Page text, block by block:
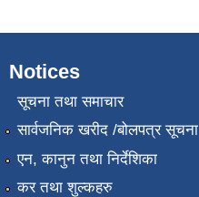
Notices
सूचना तथा समाचार
सार्वजनिक खरीद /बोलपत्र सूचना
एन, कानुन तथा निर्देशिका
कर तथा शुल्कहरु